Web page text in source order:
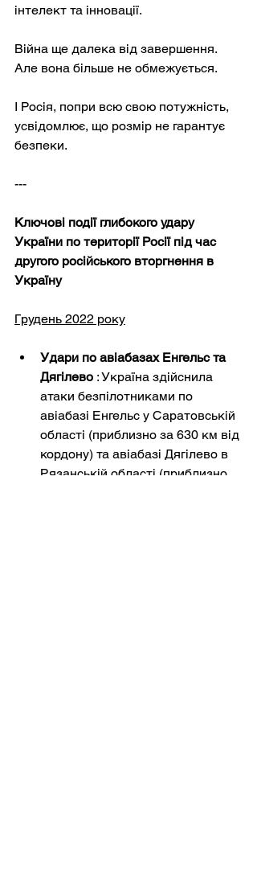
інтелект та інновації.
Війна ще далека від завершення.
Але вона більше не обмежується.
І Росія, попри всю свою потужність,
усвідомлює, що розмір не гарантує
безпеки.
---
Ключові події глибокого удару
України по території Росії під час
другого російського вторгнення в
Україну
Грудень 2022 року
Удари по авіабазах Енгельс та
Дягілево : Україна здійснила
атаки безпілотниками по
авіабазі Енгельс у Саратовській
області (приблизно за 630 км від
кордону) та авіабазі Дягілево в
Рязанській області (приблизно